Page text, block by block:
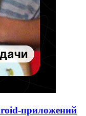
приложений